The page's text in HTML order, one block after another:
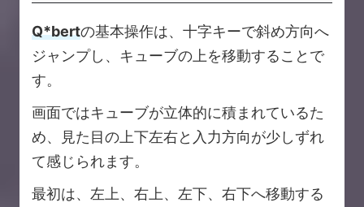
Q*bertの基本操作は、十字キーで斜め方向へ
ジャンプし、キューブの上を移動することで
す。
画面ではキューブが立体的に積まれているた
め、見た目の上下左右と入力方向が少しずれ
て感じられます。
最初は、左上、右上、左下、右下へ移動する